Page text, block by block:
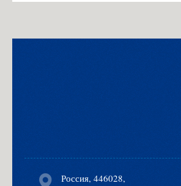
Россия, 446028,